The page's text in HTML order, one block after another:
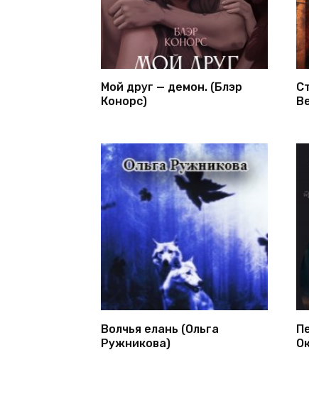
Мой друг — демон. (Блэр
Конорс)
Волчья елань (Ольга
Ружникова)